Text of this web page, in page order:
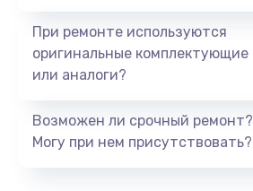
При ремонте используются
оригинальные комплектующие
или аналоги?
Возможен ли срочный ремонт?
Могу при нем присутствовать?